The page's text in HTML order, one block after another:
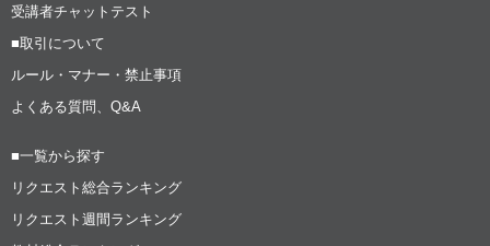
受講者チャットテスト
■取引について
ルール・マナー・禁止事項
よくある質問、Q&A
■一覧から探す
リクエスト総合ランキング
リクエスト週間ランキング